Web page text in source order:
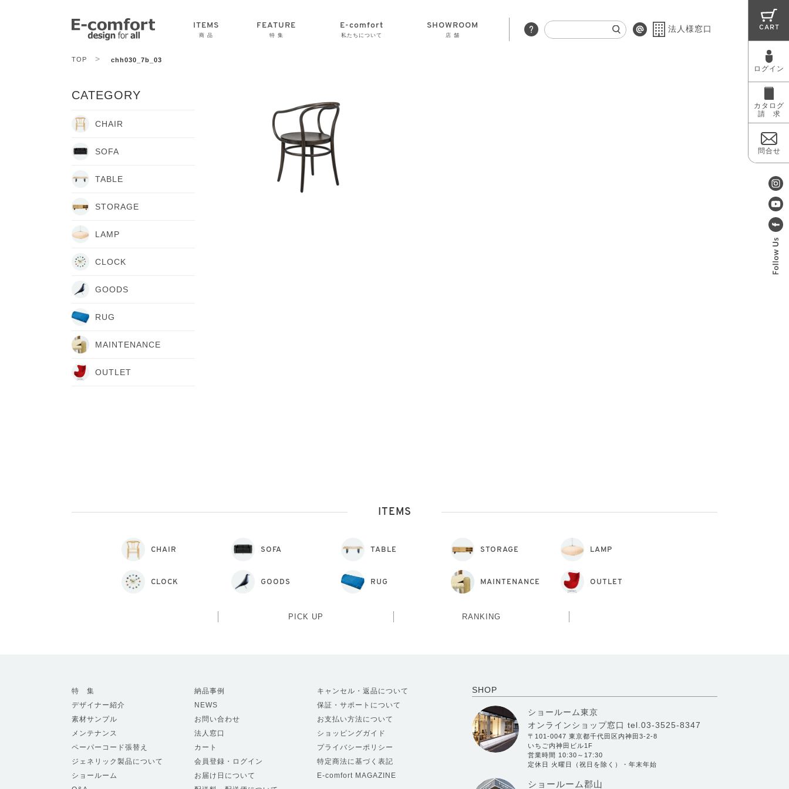
ITEMS
商 品
FEATURE
特 集
E-comfort
私たちについて
SHOWROOM
店 舗
法人様窓口 CART
ログイン
カタログ
請 求
問合せ
TOP > chh030_7b_03
CATEGORY
CHAIR
SOFA
TABLE
STORAGE
LAMP
CLOCK
GOODS
RUG
MAINTENANCE
OUTLET
ITEMS
CHAIR SOFA TABLE STORAGE LAMP
CLOCK GOODS RUG MAINTENANCE OUTLET
PICK UP RANKING
SHOP
ショールーム東京
オンラインショップ窓口 tel.03-3525-8347
〒101-0047 東京都千代田区内神田3-2-8
いちご内神田ビル1F
営業時間 10:30～17:30
定休日 火曜日（祝日を除く）・年末年始
ショールーム郡山
特 集
デザイナー紹介
素材サンプル
メンテナンス
ペーパーコード張替え
ジェネリック製品について
ショールーム
納品事例
NEWS
お問い合わせ
法人窓口
カート
会員登録・ログイン
お届け日について
キャンセル・返品について
保証・サポートについて
お支払い方法について
ショッピングガイド
プライバシーポリシー
特定商法に基づく表記
E-comfort MAGAZINE